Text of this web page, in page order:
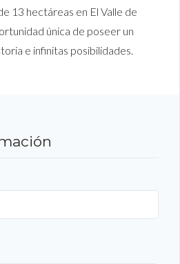
13 hectáreas en El Valle de
única de poseer un
e infinitas posibilidades.